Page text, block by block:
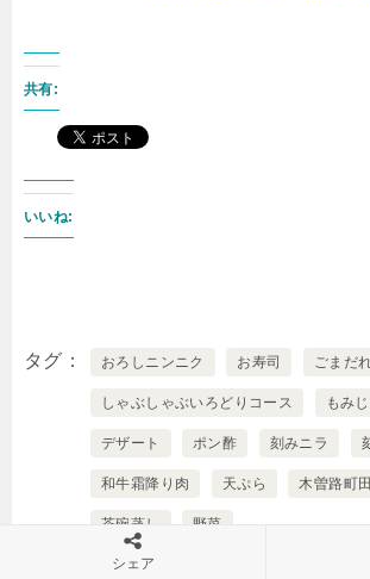
共有:
いいね:
タグ おろしニンニク お寿司 ごまだ
しゃぶしゃぶいろどりコース もみ
デザート ポン酢 刻みニラ
和牛霜降り肉 天ぷら 木曽路町
茶碗蒸し 野菜
シェア